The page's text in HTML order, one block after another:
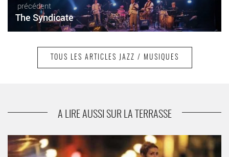
précédent
The Syndicate
Gregory Porter
TOUS LES ARTICLES JAZZ / MUSIQUES
A LIRE AUSSI SUR LA TERRASSE
Stacey Kent & le Quatuor Ebène - Critique sortie Jazz /
Musiques Paris Théâtre du Châtelet